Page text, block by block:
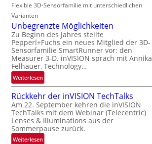
e
s
-
B
-
R
u
n
d
e
o
n
N
e
w
s
Flexible 3D-Sensorfamilie mit unterschiedlichen
Varianten
Unbegrenzte Möglichkeiten
Zu Beginn des Jahres stellte
Pepperl+Fuchs ein neues Mitglied der 3D-
Sensorfamilie SmartRunner vor: den
Measurer 3-D. inVISION sprach mit Annika
Felhauer, Technology…
Weiterlesen:
U
n
b
e
g
r
Rückkehr der inVISION TechTalks
Am 22. September kehren die inVISION
TechTalks mit dem Webinar (Telecentric)
Lenses & Illuminations aus der
Sommerpause zurück.
Weiterlesen: